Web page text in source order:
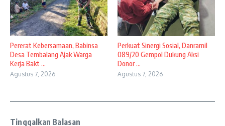
Pererat Kebersamaan, Babinsa
Desa Tembalang Ajak Warga
Kerja Bakt ...
Agustus 7, 2026
Perkuat Sinergi Sosial, Danramil
089/20 Gempol Dukung Aksi
Donor ...
Agustus 7, 2026
Tinggalkan Balasan